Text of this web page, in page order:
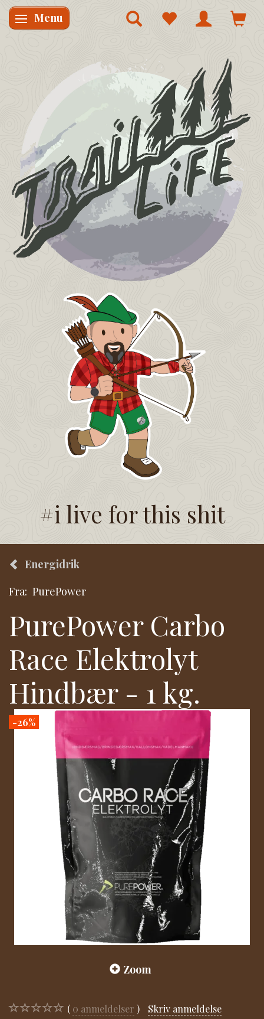
Skifte navigation
Menu
#i live for this shit
Energidrik
Fra: PurePower
PurePower Carbo
Race Elektrolyt
Hindbær - 1 kg.
-26%
Zoom
0 anmeldelser Skriv anmeldelse